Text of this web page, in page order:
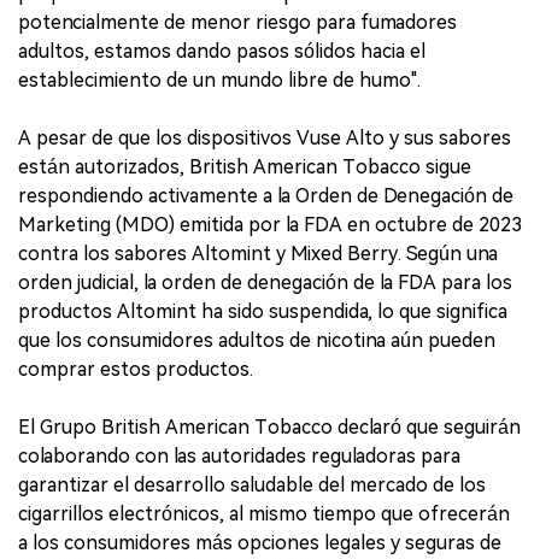
potencialmente de menor riesgo para fumadores
adultos, estamos dando pasos sólidos hacia el
establecimiento de un mundo libre de humo".
A pesar de que los dispositivos Vuse Alto y sus sabores
están autorizados, British American Tobacco sigue
respondiendo activamente a la Orden de Denegación de
Marketing (MDO) emitida por la FDA en octubre de 2023
contra los sabores Altomint y Mixed Berry. Según una
orden judicial, la orden de denegación de la FDA para los
productos Altomint ha sido suspendida, lo que significa
que los consumidores adultos de nicotina aún pueden
comprar estos productos.
El Grupo British American Tobacco declaró que seguirán
colaborando con las autoridades reguladoras para
garantizar el desarrollo saludable del mercado de los
cigarrillos electrónicos, al mismo tiempo que ofrecerán
a los consumidores más opciones legales y seguras de